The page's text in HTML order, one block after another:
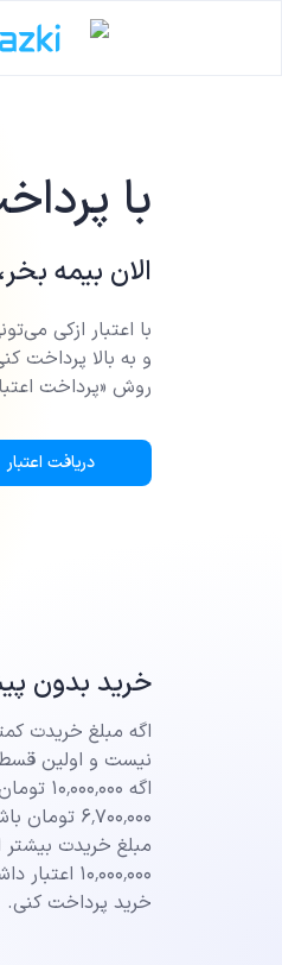
با
الان بیمه
و به بالا پرداخت
روش «پرداخت
دریافت اعتبار
خرید بدون
اگه مبلغ خریدت
نیست و اولین
اگه
خرید پرداخت کنی.